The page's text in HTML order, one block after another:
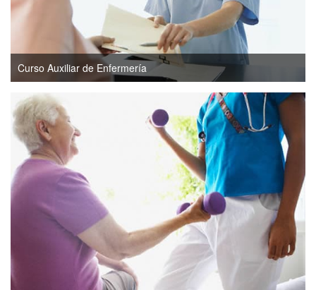
Curso Auxiliar de Enfermería